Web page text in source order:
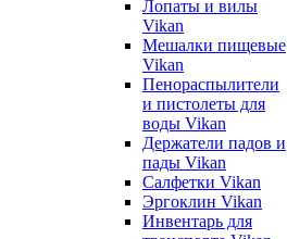
Лопаты и вилы
Vikan
Мешалки пищевые
Vikan
Пенораспылители
и пистолеты для
воды Vikan
Держатели падов и
пады Vikan
Салфетки Vikan
Эргоклин Vikan
Инвентарь для